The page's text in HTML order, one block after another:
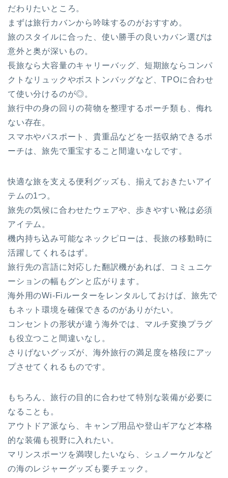
だわりたいところ。
まずは旅行カバンから吟味するのがおすすめ。
旅のスタイルに合った、使い勝手の良いカバン選びは
意外と奥が深いもの。
長旅なら大容量のキャリーバッグ、短期旅ならコンパ
クトなリュックやボストンバッグなど、TPOに合わせ
て使い分けるのが◎。
旅行中の身の回りの荷物を整理するポーチ類も、侮れ
ない存在。
スマホやパスポート、貴重品などを一括収納できるポ
ーチは、旅先で重宝すること間違いなしです。
快適な旅を支える便利グッズも、揃えておきたいアイ
テムの1つ。
旅先の気候に合わせたウェアや、歩きやすい靴は必須
アイテム。
機内持ち込み可能なネックピローは、長旅の移動時に
活躍してくれるはず。
旅行先の言語に対応した翻訳機があれば、コミュニケ
ーションの幅もグンと広がります。
海外用のWi-Fiルーターをレンタルしておけば、旅先で
もネット環境を確保できるのがありがたい。
コンセントの形状が違う海外では、マルチ変換プラグ
も役立つこと間違いなし。
さりげないグッズが、海外旅行の満足度を格段にアッ
プさせてくれるものです。
もちろん、旅行の目的に合わせて特別な装備が必要に
なることも。
アウトドア派なら、キャンプ用品や登山ギアなど本格
的な装備も視野に入れたい。
マリンスポーツを満喫したいなら、シュノーケルなど
の海のレジャーグッズも要チェック。